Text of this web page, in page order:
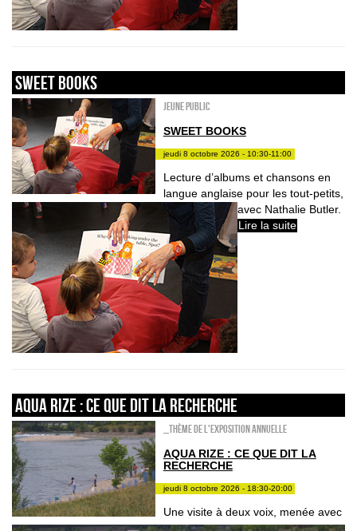
sweet books
Jeune public
SWEET BOOKS
jeudi 8 octobre 2026 - 10:30-11:00
Lecture d’albums et chansons en
langue anglaise pour les tout-petits,
avec Nathalie Butler.
Lire la suite
AQUA RIZE : ce que dit la recherche
_Thème de l'exposition annuelle
AQUA RIZE : CE QUE DIT LA
RECHERCHE
jeudi 8 octobre 2026 - 18:30-20:00
Une visite à deux voix, menée avec